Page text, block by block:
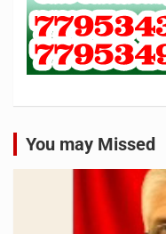
You may Missed